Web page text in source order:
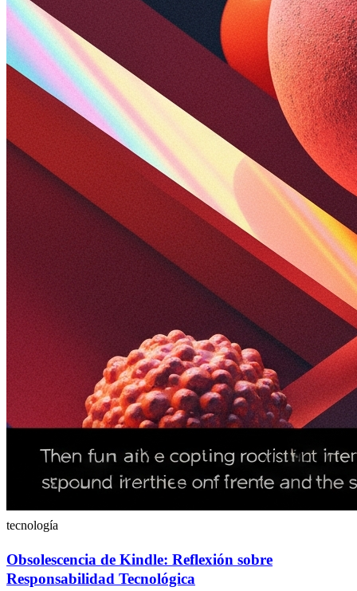
tecnología
Obsolescencia de Kindle: Reflexión sobre
Responsabilidad Tecnológica